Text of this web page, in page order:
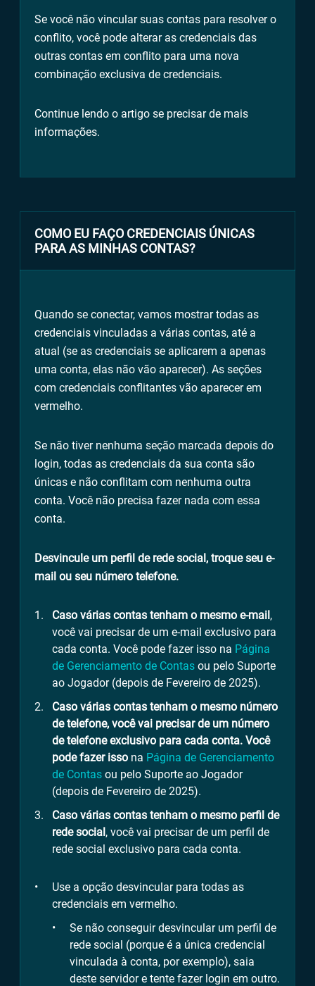
Se você não vincular suas contas para resolver o
conflito, você pode alterar as credenciais das
outras contas em conflito para uma nova
combinação exclusiva de credenciais.
Continue lendo o artigo se precisar de mais
informações.
COMO EU FAÇO CREDENCIAIS ÚNICAS
PARA AS MINHAS CONTAS?
Quando se conectar, vamos mostrar todas as
credenciais vinculadas a várias contas, até a
atual (se as credenciais se aplicarem a apenas
uma conta, elas não vão aparecer). As seções
com credenciais conflitantes vão aparecer em
vermelho.
Se não tiver nenhuma seção marcada depois do
login, todas as credenciais da sua conta são
únicas e não conflitam com nenhuma outra
conta. Você não precisa fazer nada com essa
conta.
Desvincule um perfil de rede social, troque seu e-
mail ou seu número telefone.
Caso várias contas tenham o mesmo e-mail,
você vai precisar de um e-mail exclusivo para
cada conta. Você pode fazer isso na Página
de Gerenciamento de Contas ou pelo Suporte
ao Jogador (depois de Fevereiro de 2025).
Caso várias contas tenham o mesmo número
de telefone, você vai precisar de um número
de telefone exclusivo para cada conta. Você
pode fazer isso na Página de Gerenciamento
de Contas ou pelo Suporte ao Jogador
(depois de Fevereiro de 2025).
Caso várias contas tenham o mesmo perfil de
rede social, você vai precisar de um perfil de
rede social exclusivo para cada conta.
Use a opção desvincular para todas as
credenciais em vermelho.
Se não conseguir desvincular um perfil de
rede social (porque é a única credencial
vinculada à conta, por exemplo), saia
deste servidor e tente fazer login em outro.